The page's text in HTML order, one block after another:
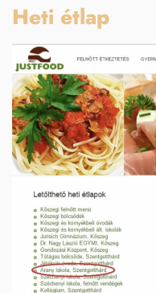
Heti étlap